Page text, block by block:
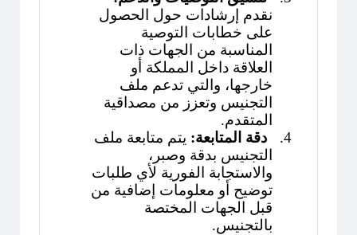
نقدم إرشادات حول الحصول
على خطابات التوصية
المناسبة من الجهات ذات
العلاقة داخل المملكة أو
خارجها، والتي تدعم ملف
التجنيس وتعزز من مصداقية
المتقدم.
4.
دقة المتابعة: يتم متابعة ملف
التجنيس بدقة وصبر،
والاستجابة الفورية لأي طلبات
توضيح أو معلومات إضافية من
قبل الجهات المختصة
بالتجنيس.